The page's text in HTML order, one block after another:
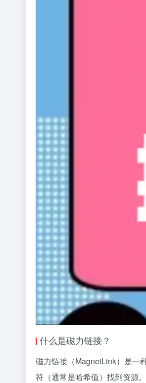
什么是磁力链接？
磁力链接（MagnetLink）是一
符（通常是哈希值）找到资源